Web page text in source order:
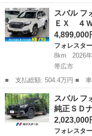
名： スバル ■ 車種名：
４ＷＤ 軽トラック ＭＴ
アバッグ ＣＤ ...
北海道 帯広市
スバル フ
ＥＸ ４
4,899,000
フォレスター
8km
2026年
帯広市
■ 支払総額: 504.4万円 ■ 車両本体価格： 4,899,000 円 ■ メーカ
ー名： スバル ■ 車種名：
ミアムＳ：ＨＥＶ ＥＸ ４
ーマンカ...
北海道 帯広市
スバル
純正ＳＤ
2,023,000
フォレスター